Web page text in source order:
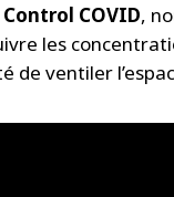
COVID,
les
de ventiler